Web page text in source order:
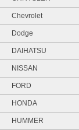
Chevrolet
Dodge
DAIHATSU
NISSAN
FORD
HONDA
HUMMER